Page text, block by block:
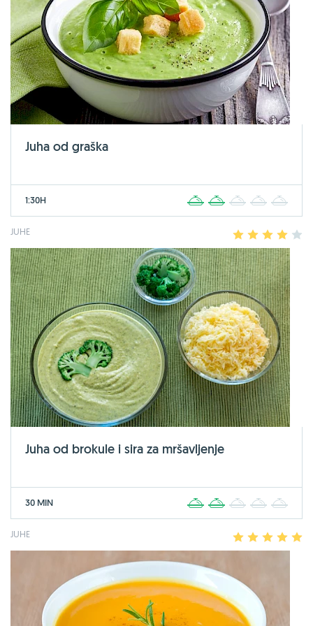
Juha od graška
1:30H 2 3 4
JUHE 2 3 4
Juha od brokule i sira za mršavljenje
30 MIN 2 3 4
JUHE 2 3 4